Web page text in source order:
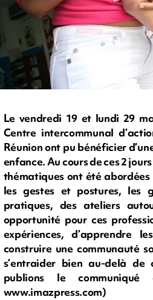
Le vendredi 19 et lundi 29
Centre intercommunal
Réunion ont pu bénéficier
enfance. Au cours de ces 2
thématiques ont été
les gestes et postures, les
pratiques, des ateliers
opportunité pour ces
expériences, d’apprendre
construire une communauté
s’entraider bien au-delà de
publions le communiqué
www.imazpress.com)